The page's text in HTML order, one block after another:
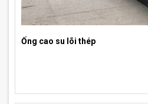
Ống cao su lõi thép